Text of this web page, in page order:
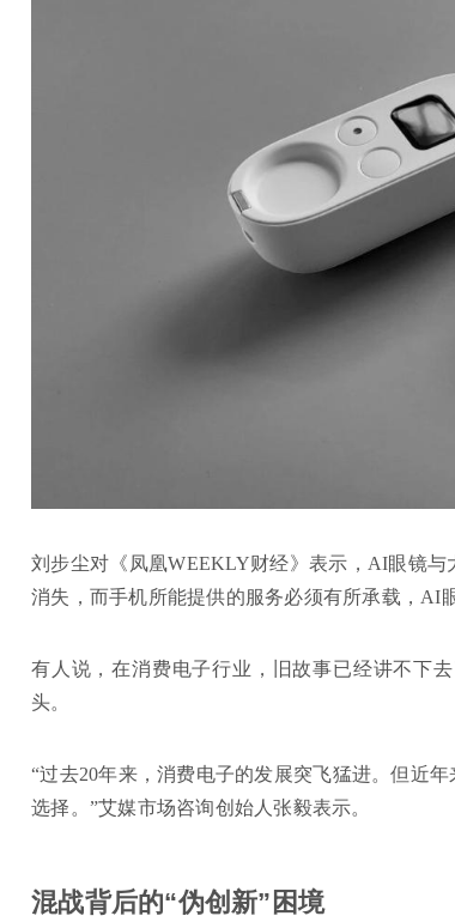
刘步尘对《凤凰WEEKLY财经》表示，AI眼镜
消失，而手机所能提供的服务必须有所承载，AI
有人说，在消费电子行业，旧故事已经讲不下
头。
“过去20年来，消费电子的发展突飞猛进。但近
选择。”艾媒市场咨询创始人张毅表示。
混战背后的“伪创新”困境